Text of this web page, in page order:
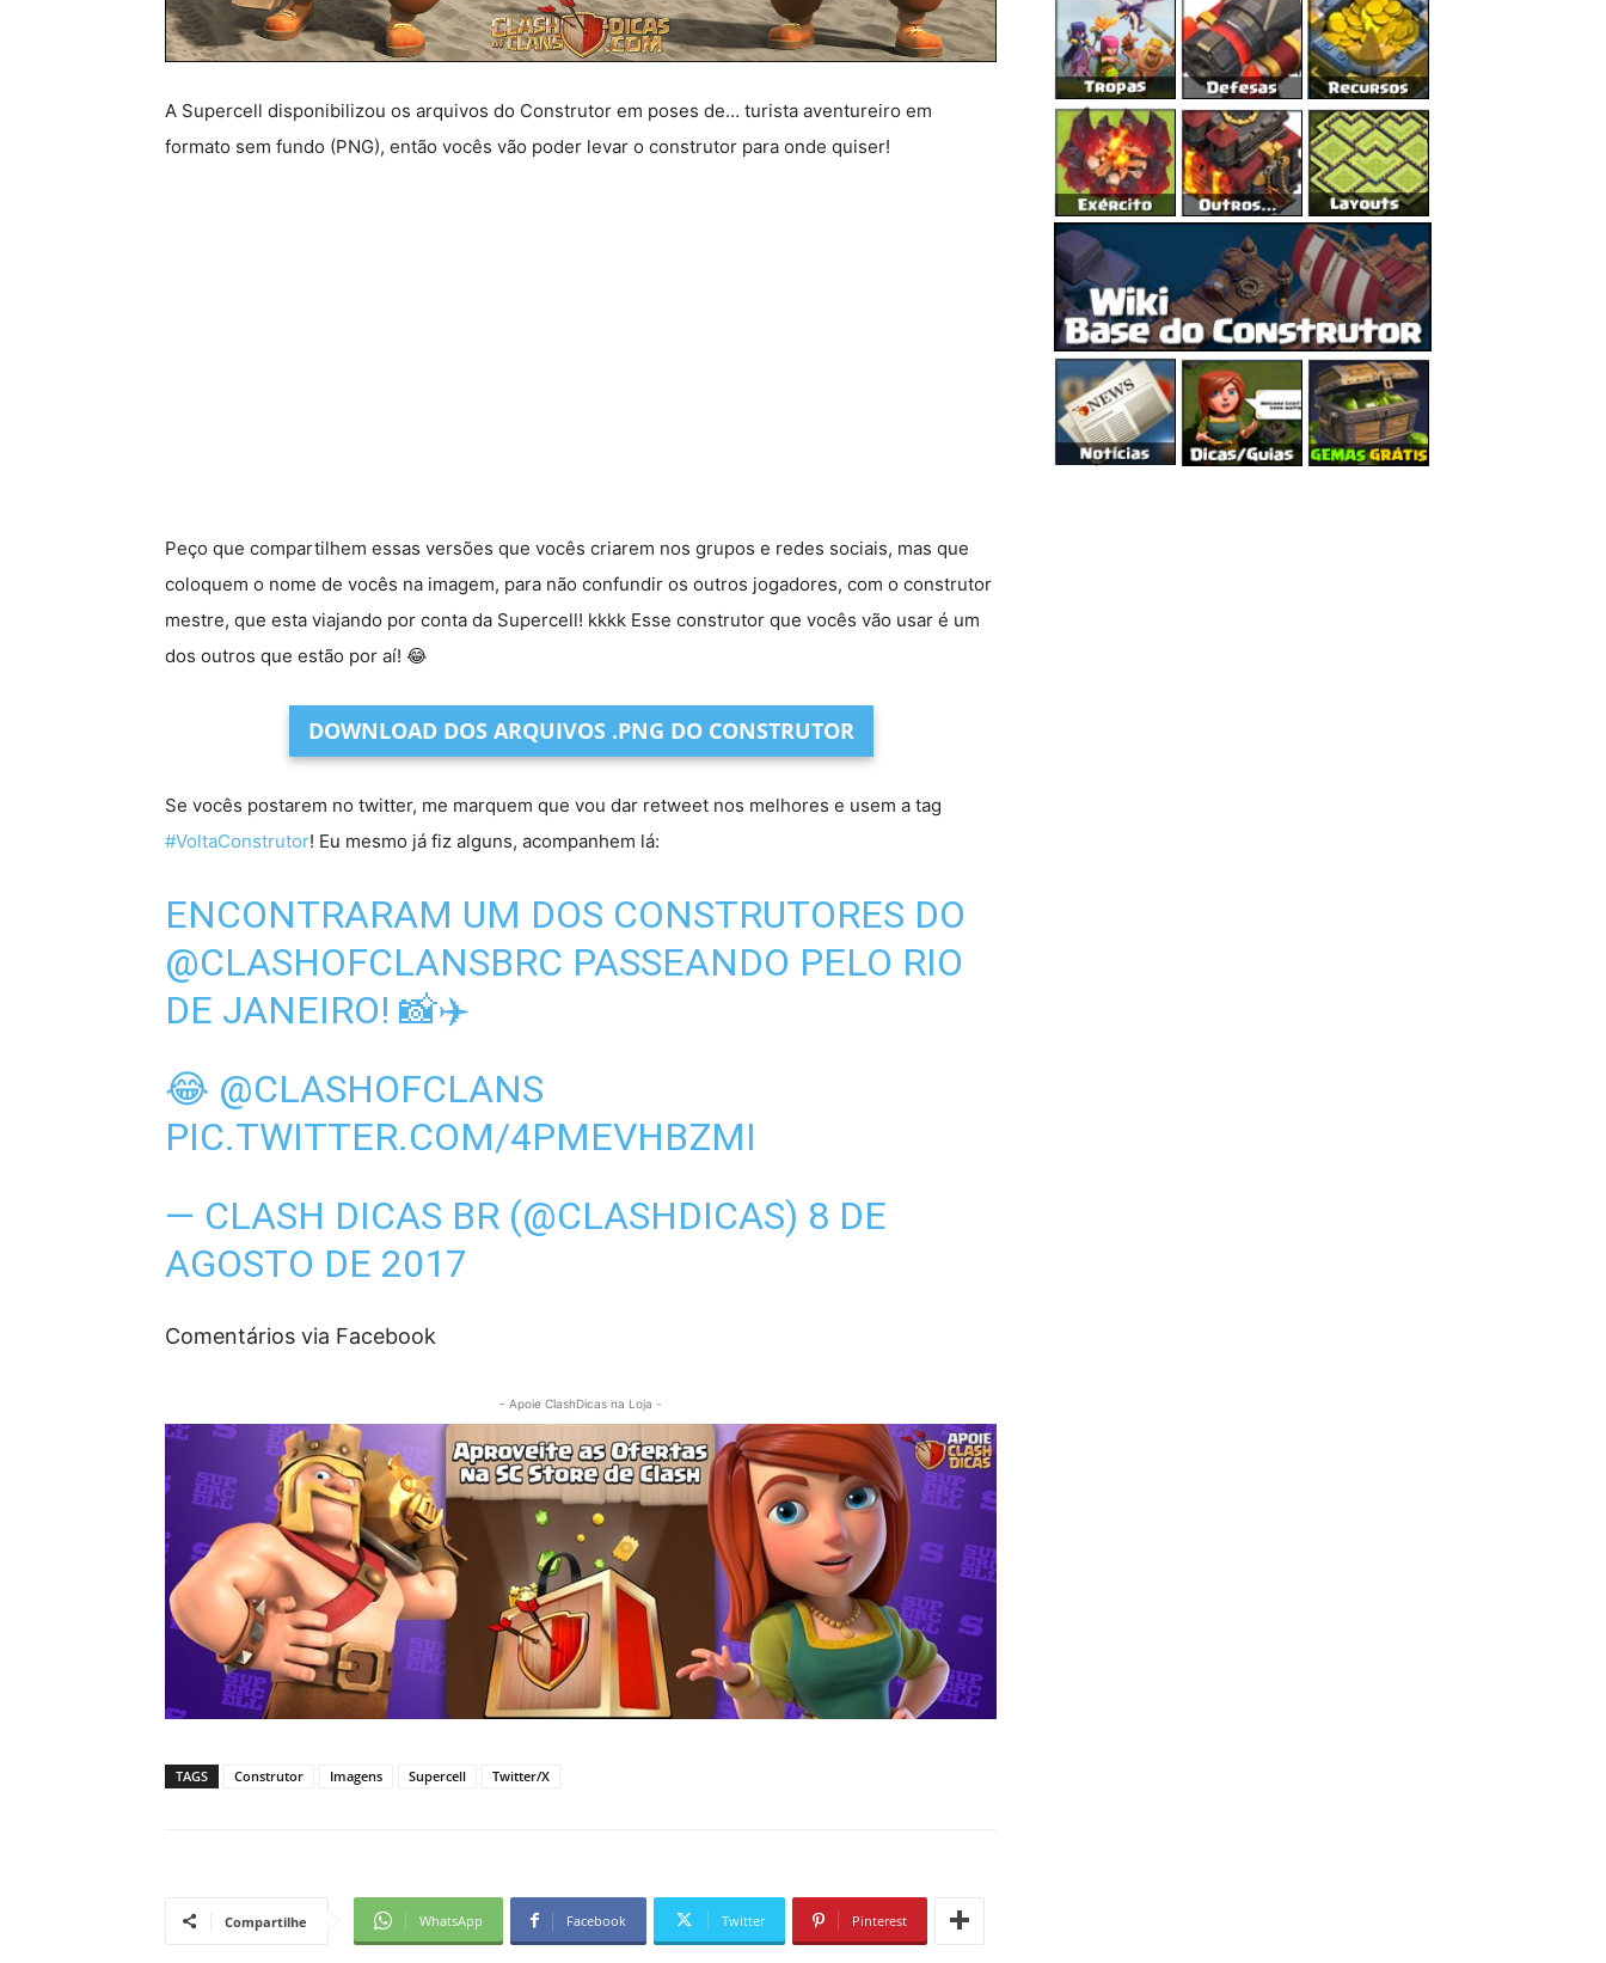
A Supercell disponibilizou os arquivos do Construtor em poses de… turista aventureiro em
formato sem fundo (PNG), então vocês vão poder levar o construtor para onde quiser!
Peço que compartilhem essas versões que vocês criarem nos grupos e redes sociais, mas que
coloquem o nome de vocês na imagem, para não confundir os outros jogadores, com o construtor
mestre, que esta viajando por conta da Supercell! kkkk Esse construtor que vocês vão usar é um
dos outros que estão por aí! 😂
DOWNLOAD DOS ARQUIVOS .PNG DO CONSTRUTOR
Se vocês postarem no twitter, me marquem que vou dar retweet nos melhores e usem a tag
#VoltaConstrutor! Eu mesmo já fiz alguns, acompanhem lá:
ENCONTRARAM UM DOS CONSTRUTORES DO
@CLASHOFCLANSBRC PASSEANDO PELO RIO
DE JANEIRO! 📸✈️
😂 @CLASHOFCLANS
PIC.TWITTER.COM/4PMEVHBZMI
— CLASH DICAS BR (@CLASHDICAS) 8 DE
AGOSTO DE 2017
Comentários via Facebook
- Apoie ClashDicas na Loja -
TAGS Construtor Imagens Supercell Twitter/X
Compartilhe WhatsApp Facebook Twitter Pinterest